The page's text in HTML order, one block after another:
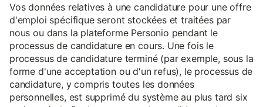
Vos données relatives à une candidature pour une offre
d'emploi spécifique seront stockées et traitées par
nous ou dans la plateforme Personio pendant le
processus de candidature en cours. Une fois le
processus de candidature terminé (par exemple, sous la
forme d'une acceptation ou d'un refus), le processus de
candidature, y compris toutes les données
personnelles, est supprimé du système au plus tard six